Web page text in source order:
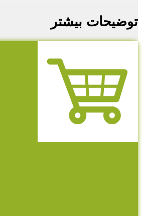
توضیحات بیشتر